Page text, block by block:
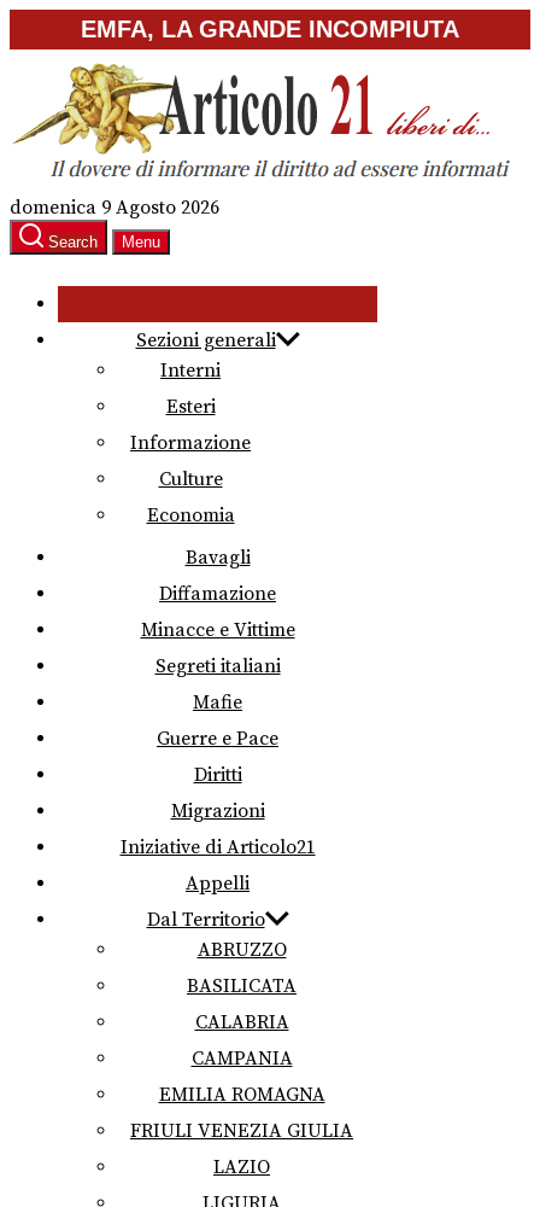
to
content
EMFA, LA GRANDE INCOMPIUTA
domenica 9 Agosto 2026
Search Menu
Sezioni generali
Interni
Esteri
Informazione
Culture
Economia
Bavagli
Diffamazione
Minacce e Vittime
Segreti italiani
Mafie
Guerre e Pace
Diritti
Migrazioni
Iniziative di Articolo21
Appelli
Dal Territorio
ABRUZZO
BASILICATA
CALABRIA
CAMPANIA
EMILIA ROMAGNA
FRIULI VENEZIA GIULIA
LAZIO